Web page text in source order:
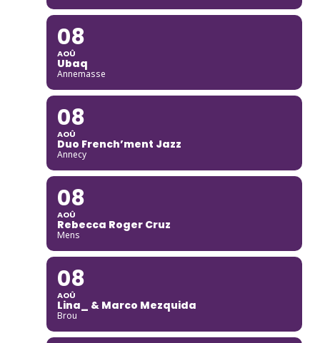
08
AOÛ
Ubaq
Annemasse
08
AOÛ
Duo French’ment Jazz
Annecy
08
AOÛ
Rebecca Roger Cruz
Mens
08
AOÛ
Lina_ & Marco Mezquida
Brou